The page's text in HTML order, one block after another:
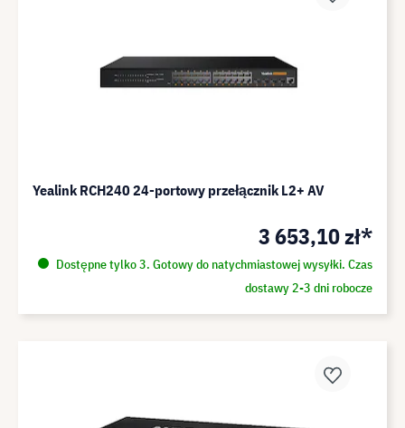
Yealink RCH240 24-portowy przełącznik L2+ AV
3 653,10 zł*
Dostępne tylko 3. Gotowy do natychmiastowej wysyłki. Czas
dostawy 2-3 dni robocze